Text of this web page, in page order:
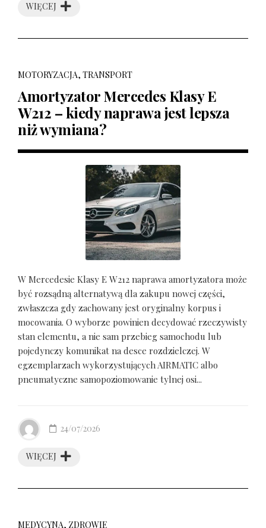
WIĘCEJ
MOTORYZACJA, TRANSPORT
Amortyzator Mercedes Klasy E
W212 – kiedy naprawa jest lepsza
niż wymiana?
W Mercedesie Klasy E W212 naprawa amortyzatora może
być rozsądną alternatywą dla zakupu nowej części,
zwłaszcza gdy zachowany jest oryginalny korpus i
mocowania. O wyborze powinien decydować rzeczywisty
stan elementu, a nie sam przebieg samochodu lub
pojedynczy komunikat na desce rozdzielczej. W
egzemplarzach wykorzystujących AIRMATIC albo
pneumatyczne samopoziomowanie tylnej osi...
WIĘCEJ
24/07/2026
MEDYCYNA, ZDROWIE